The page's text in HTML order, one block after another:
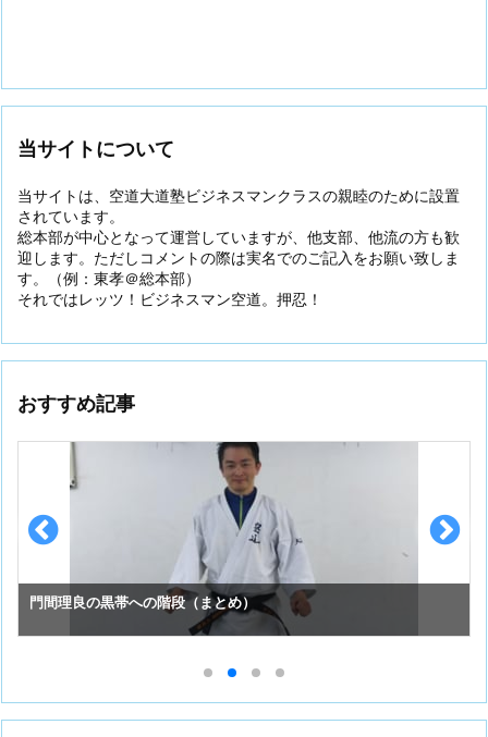
当サイトについて
当サイトは、空道大道塾ビジネスマンクラスの親睦のために設置
されています。
総本部が中心となって運営していますが、他支部、他流の方も歓
迎します。ただしコメントの際は実名でのご記入をお願い致しま
す。（例：東孝＠総本部）
それではレッツ！ビジネスマン空道。押忍！
おすすめ記事
スーパーセーフのお手入れ （①初めての投稿）